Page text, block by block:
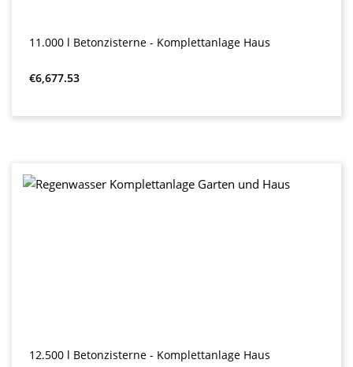
11.000 l Betonzisterne - Komplettanlage Haus
Regular price:
€6,677.53
12.500 l Betonzisterne - Komplettanlage Haus